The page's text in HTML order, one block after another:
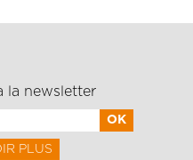
la newsletter
PLUS